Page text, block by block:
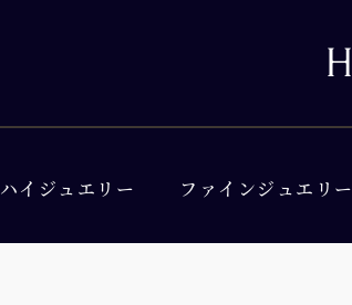
ハイジュエリー ファインジュエリー